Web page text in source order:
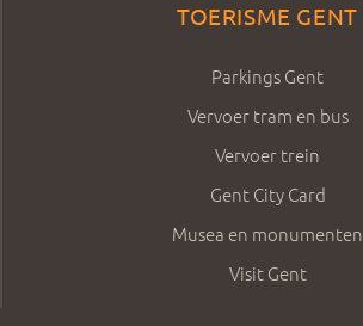
TOERISME GENT
Parkings Gent
Vervoer tram en bus
Vervoer trein
Gent City Card
Musea en monumenten
Visit Gent